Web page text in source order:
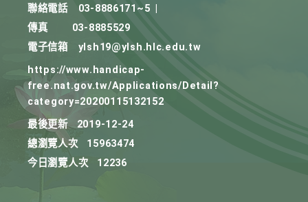
聯絡電話
03-8886171~5
傳真
03-8885529
電子信箱
ylsh19@ylsh.hlc.edu.tw
https://www.handicap-
free.nat.gov.tw/Applications/Detail?
category=20200115132152
最後更新
2019-12-24
總瀏覽人次
15963474
今日瀏覽人次
12236